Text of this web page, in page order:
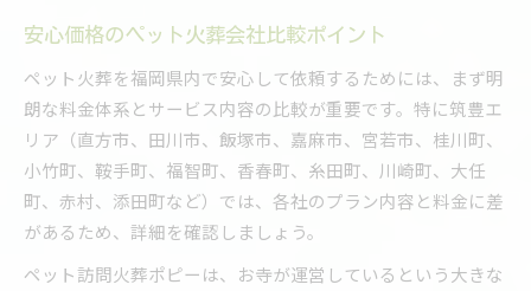
安心価格のペット火葬会社比較ポイント
ペット火葬を福岡県内で安心して依頼するためには、まず明
朗な料金体系とサービス内容の比較が重要です。特に筑豊エ
リア（直方市、田川市、飯塚市、嘉麻市、宮若市、桂川町、
小竹町、鞍手町、福智町、香春町、糸田町、川崎町、大任
町、赤村、添田町など）では、各社のプラン内容と料金に差
があるため、詳細を確認しましょう。
ペット訪問火葬ポピーは、お寺が運営しているという大きな